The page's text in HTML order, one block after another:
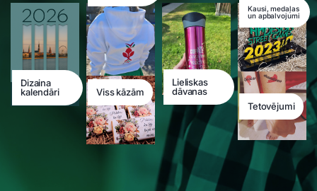
Dizaina
kalendāri
Viss kāzām
Lieliskas
dāvanas
Tetovējumi
Kausi, medaļas
un apbalvojumi